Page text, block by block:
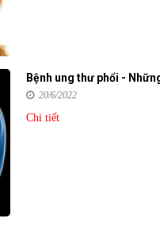
Bệnh ung thư phổi -
20/6/2022
Chi tiết